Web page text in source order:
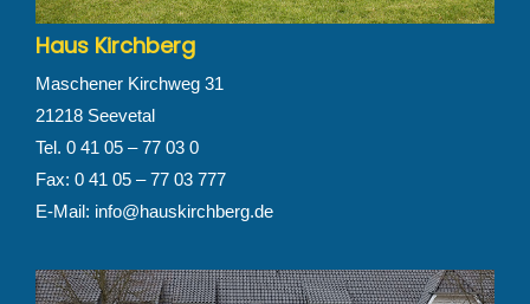
Haus Kirchberg
Maschener Kirchweg 31
21218 Seevetal
Tel. 0 41 05 – 77 03 0
Fax: 0 41 05 – 77 03 777
E-Mail: info@hauskirchberg.de